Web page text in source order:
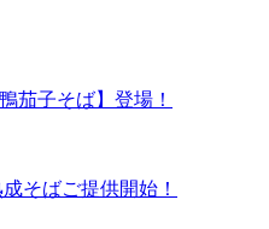
茄子そば】登場！
そばご提供開始！